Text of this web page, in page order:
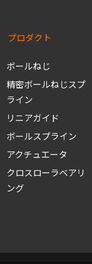
プロダクト
ボールねじ
精密ボールねじスプ
ライン
リニアガイド
ボールスプライン
アクチュエータ
クロスローラベアリ
ング